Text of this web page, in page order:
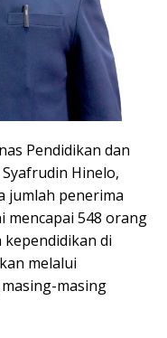
Pendidikan dan
Hinelo,
jumlah penerima
548 orang
di
melalui
masing